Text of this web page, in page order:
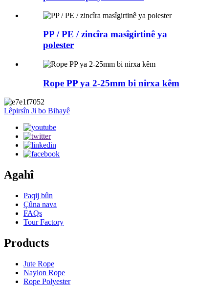
PP / PE / zincîra masîgirtinê ya
polester
Rope PP ya 2-25mm bi nirxa kêm
Lêpirsîn Ji bo Bihayê
Agahî
Paqij bûn
Çûna nava
FAQs
Tour Factory
Products
Jute Rope
Naylon Rope
Rope Polyester